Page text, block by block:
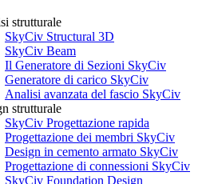
strutturale
SkyCiv Structural 3D
SkyCiv Beam
Il Generatore di Sezioni SkyCiv
Generatore di carico SkyCiv
Analisi avanzata del fascio SkyCiv
strutturale
SkyCiv Progettazione rapida
Progettazione dei membri SkyCiv
Design in cemento armato SkyCiv
Progettazione di connessioni SkyCiv
SkyCiv Foundation Design